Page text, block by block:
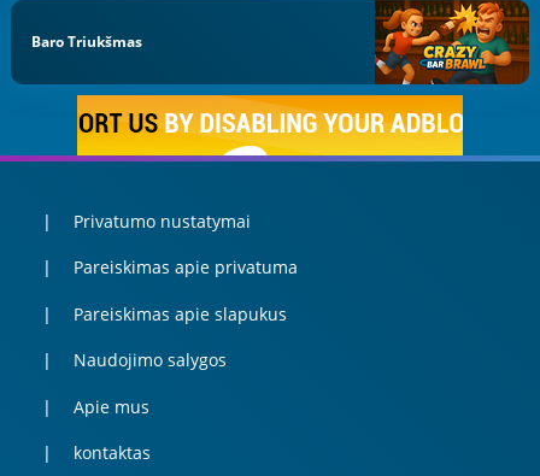
Baro Triukšmas
Privatumo nustatymai
Pareiskimas apie privatuma
Pareiskimas apie slapukus
Naudojimo salygos
Apie mus
kontaktas